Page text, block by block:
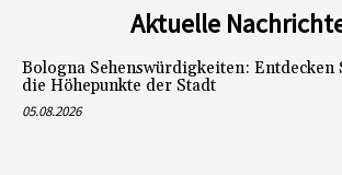
Aktuelle
Bologna Sehenswürdigkeiten: Entdecken
die Höhepunkte der Stadt
05.08.2026